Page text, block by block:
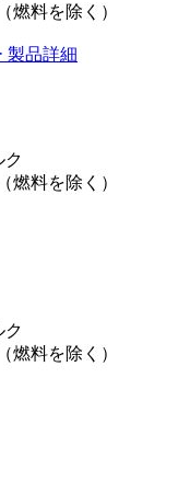
燃料を除く）
製品詳細
ク
燃料を除く）
ク
燃料を除く）